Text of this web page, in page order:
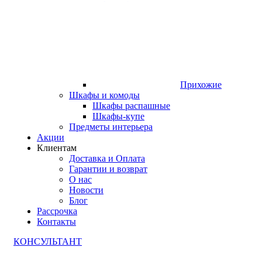
Прихожие
Шкафы и комоды
Шкафы распашные
Шкафы-купе
Предметы интерьера
Акции
Клиентам
Доставка и Оплата
Гарантии и возврат
О нас
Новости
Блог
Рассрочка
Контакты
КОНСУЛЬТАНТ